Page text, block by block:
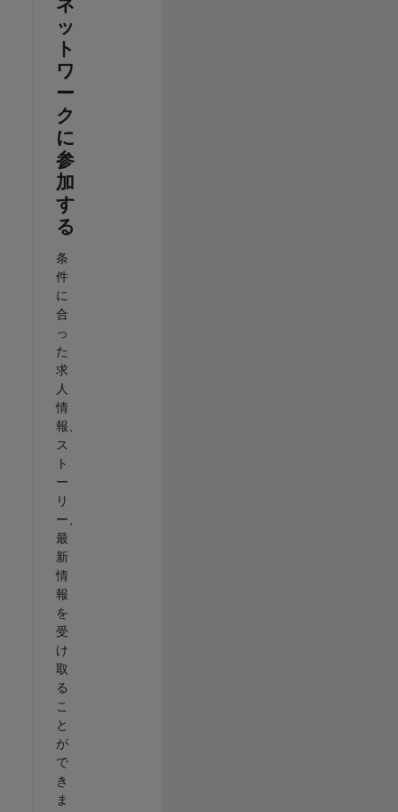
ッ
ト
ワ
ー
ク
に
参
加
す
る
条
件
に
合
っ
た
求
人
情
報、
ス
ト
ー
リ
ー、
最
新
情
報
を
受
け
取
る
こ
と
が
で
き
ま